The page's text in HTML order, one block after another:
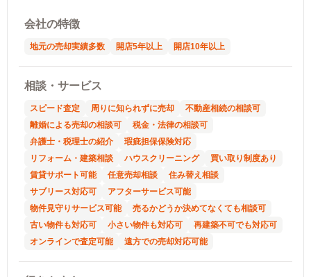
会社の特徴
地元の売却実績多数 開店5年以上 開店10年以上
相談・サービス
スピード査定 周りに知られずに売却
不動産相続の相談可
離婚による売却の相談可
税金・法律の相談可
弁護士・税理士の紹介
瑕疵担保保険対応
リフォーム・建築相談
ハウスクリーニング
買い取り制度あり
賃貸サポート可能
任意売却相談
住み替え相談
サブリース対応可
アフターサービス可能
物件見守りサービス可能
売るかどうか決めてなくても相談可
古い物件も対応可
小さい物件も対応可
再建築不可でも対応可
オンラインで査定可能
遠方での売却対応可能